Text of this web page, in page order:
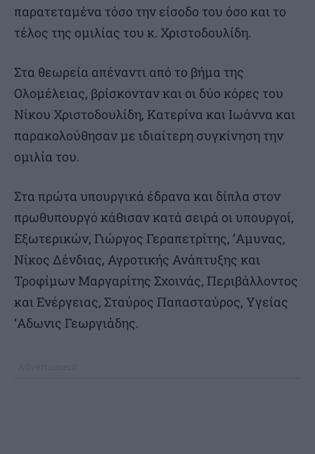
παρατεταμένα τόσο την είσοδο του όσο και το
τέλος της ομιλίας του κ. Χριστοδουλίδη.
Στα θεωρεία απέναντι από το βήμα της
Ολομέλειας, βρίσκονταν και οι δύο κόρες του
Νίκου Χριστοδουλίδη, Κατερίνα και Ιωάννα και
παρακολούθησαν με ιδιαίτερη συγκίνηση την
ομιλία του.
Στα πρώτα υπουργικά έδρανα και δίπλα στον
πρωθυπουργό κάθισαν κατά σειρά οι υπουργοί,
Εξωτερικών, Γιώργος Γεραπετρίτης, ‘Αμυνας,
Νίκος Δένδιας, Αγροτικής Ανάπτυξης και
Τροφίμων Μαργαρίτης Σχοινάς, Περιβάλλοντος
και Ενέργειας, Σταύρος Παπασταύρος, Υγείας
‘Αδωνις Γεωργιάδης.